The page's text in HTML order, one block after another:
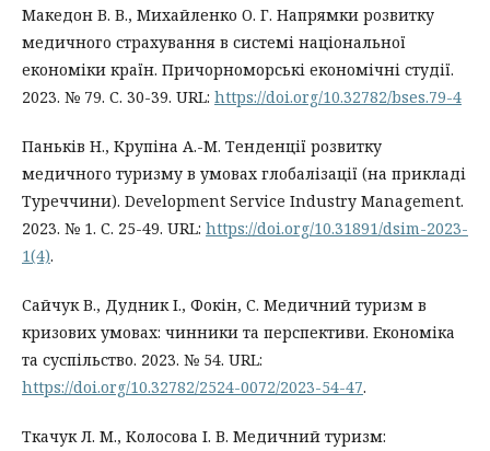
Македон В. В., Михайленко О. Г. Напрямки розвитку
медичного страхування в системі національної
економіки країн. Причорноморські економічні студії.
2023. № 79. С. 30-39. URL: https://doi.org/10.32782/bses.79-4
Паньків Н., Крупіна А.-М. Тенденції розвитку
медичного туризму в умовах глобалізації (на прикладі
Туреччини). Development Service Industry Management.
2023. № 1. С. 25-49. URL: https://doi.org/10.31891/dsim-2023-
1(4).
Сайчук В., Дудник І., Фокін, С. Медичний туризм в
кризових умовах: чинники та перспективи. Економіка
та суспільство. 2023. № 54. URL:
https://doi.org/10.32782/2524-0072/2023-54-47.
Ткачук Л. М., Колосова І. В. Медичний туризм: